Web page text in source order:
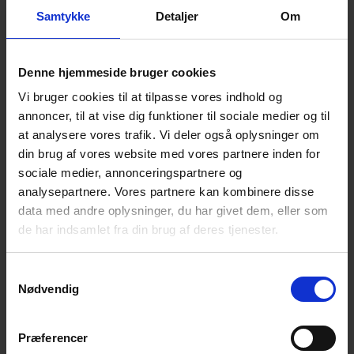
Samtykke Detaljer Om
Denne hjemmeside bruger cookies
Vi bruger cookies til at tilpasse vores indhold og
annoncer, til at vise dig funktioner til sociale medier og til
at analysere vores trafik. Vi deler også oplysninger om
din brug af vores website med vores partnere inden for
sociale medier, annonceringspartnere og
analysepartnere. Vores partnere kan kombinere disse
data med andre oplysninger, du har givet dem, eller som
de har indsamlet fra din brug af deres tjenester.
Nødvendig
Præferencer
Bliv certificeret som
Cykelvenlig Arbejdsplads CFE